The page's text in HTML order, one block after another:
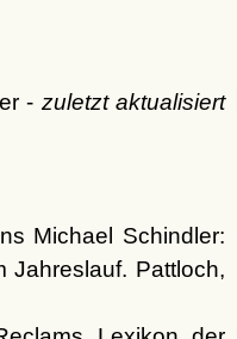
- zuletzt aktualisiert
Michael Schindler:
Jahreslauf. Pattloch,